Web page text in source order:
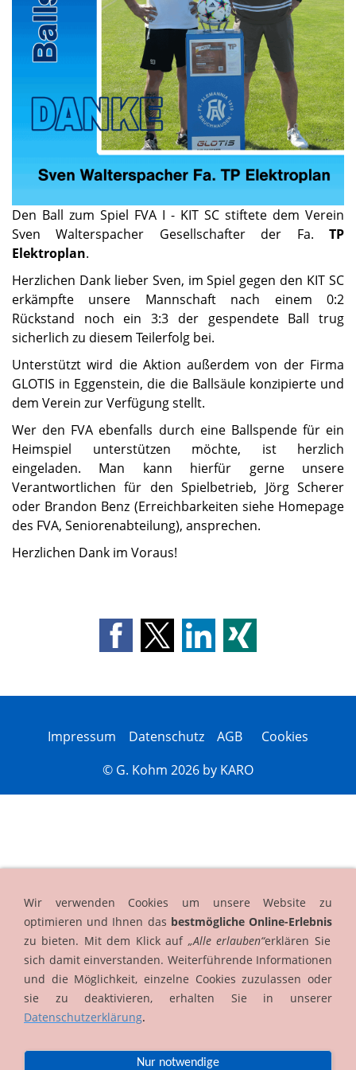
Den Ball zum Spiel FVA I - KIT SC stiftete dem Verein
Sven Walterspacher Gesellschafter der Fa. TP
Elektroplan.
Herzlichen Dank lieber Sven, im Spiel gegen den KIT SC
erkämpfte unsere Mannschaft nach einem 0:2
Rückstand noch ein 3:3 der gespendete Ball trug
sicherlich zu diesem Teilerfolg bei.
Unterstützt wird die Aktion außerdem von der Firma
GLOTIS in Eggenstein, die die Ballsäule konzipierte und
dem Verein zur Verfügung stellt.
Wer den FVA ebenfalls durch eine Ballspende für ein
Heimspiel unterstützen möchte, ist herzlich
eingeladen. Man kann hierfür gerne unsere
Verantwortlichen für den Spielbetrieb, Jörg Scherer
oder Brandon Benz (Erreichbarkeiten siehe Homepage
des FVA, Seniorenabteilung), ansprechen.
Herzlichen Dank im Voraus!
Impressum Datenschutz AGB
Cookies
© G. Kohm 2026 by KARO
Wir verwenden Cookies um unsere Website zu
optimieren und Ihnen das bestmögliche Online-Erlebnis
zu bieten. Mit dem Klick auf „Alle erlauben“erklären Sie
sich damit einverstanden. Weiterführende Informationen
und die Möglichkeit, einzelne Cookies zuzulassen oder
sie zu deaktivieren, erhalten Sie in unserer
Datenschutzerklärung.
Nur notwendige